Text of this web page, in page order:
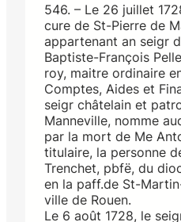
546. – Le 26 juillet
cure de St-Pierre de
appartenant an seigr
Baptiste-François
roy, maitre ordinaire
Comptes, Aides et
seigr châtelain et
Manneville, nomme
par la mort de Me
titulaire, la personne
Trenchet, pbfë, du
en la paff.de St-
ville de Rouen.
Le 6 août 1728, le